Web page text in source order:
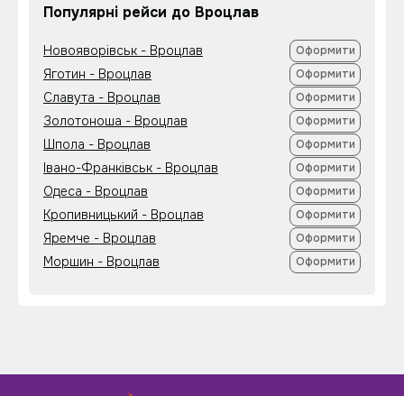
Популярні рейси до Вроцлав
Новояворівськ - Вроцлав Оформити
Яготин - Вроцлав Оформити
Славута - Вроцлав Оформити
Золотоноша - Вроцлав Оформити
Шпола - Вроцлав Оформити
Івано-Франківськ - Вроцлав Оформити
Одеса - Вроцлав Оформити
Кропивницький - Вроцлав Оформити
Яремче - Вроцлав Оформити
Моршин - Вроцлав Оформити